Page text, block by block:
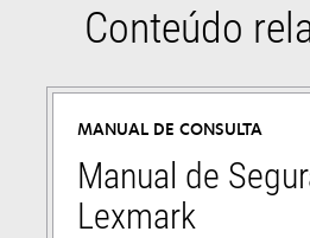
Conteúdo
MANUAL DE CONSULTA
Manual de
Lexmark